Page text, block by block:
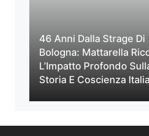
46 Anni Dalla Strage Di
Bologna: Mattarella
L’Impatto Profondo
Storia E Coscienza